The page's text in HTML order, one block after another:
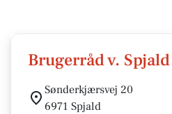
Brugerråd v.
Sønderkjærsvej 20
6971 Spjald